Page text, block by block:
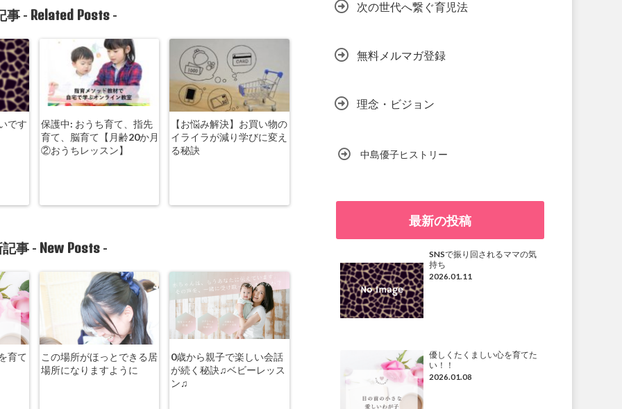
事 - Related Posts-
です
保護中: おうち育て、指先
育て、脳育て【月齢20か月
②おうちレッスン】
【お悩み解決】お買い物の
イライラが減り学びに変え
る秘訣
事 - New Posts -
育て
この場所がほっとできる居
場所になりますように
0歳から親子で楽しい会話
が続く秘訣♫ベビーレッス
ン♫
次の世代へ繋ぐ育児法
無料メルマガ登録
理念・ビジョン
中島優子ヒストリー
最新の投稿
SNSで振り回されるママの気
持ち
2026.01.11
優しくたくましい心を育てた
い！！
2026.01.08